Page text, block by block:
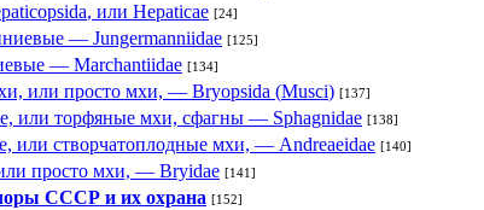
, или Hepaticae [24]
— Jungermanniidae [125]
— Marchantiidae [134]
или просто мхи, — Bryopsida (Musci) [137]
или торфяные мхи, сфагны — Sphagnidae [138]
или створчатоплодные мхи, — Andreaeidae [140]
просто мхи, — Bryidae [141]
СССР и их охрана [152]